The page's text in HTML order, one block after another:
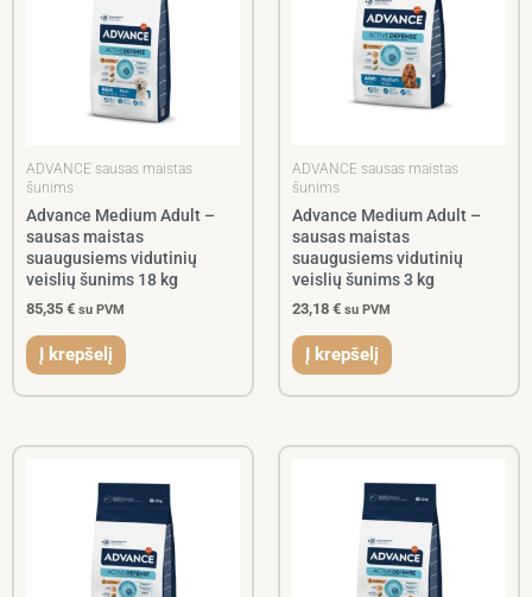
ADVANCE sausas maistas
šunims
Advance Medium Adult –
sausas maistas
suaugusiems vidutinių
veislių šunims 18 kg
85,35 € su PVM
Į krepšelį
ADVANCE sausas maistas
šunims
Advance Medium Adult –
sausas maistas
suaugusiems vidutinių
veislių šunims 3 kg
23,18 € su PVM
Į krepšelį